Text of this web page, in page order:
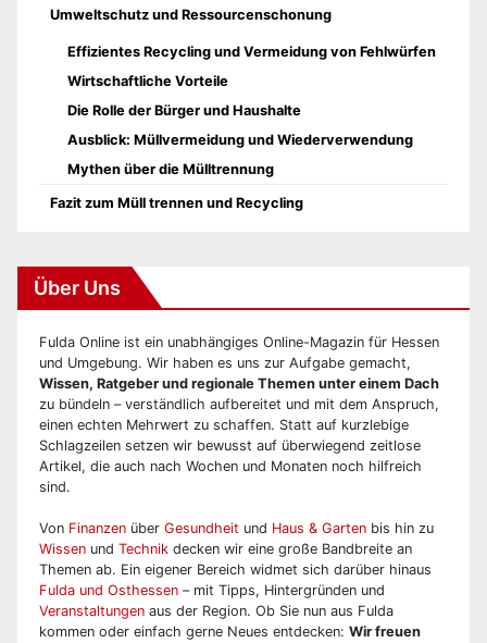
Umweltschutz und Ressourcenschonung
Effizientes Recycling und Vermeidung von Fehlwürfen
Wirtschaftliche Vorteile
Die Rolle der Bürger und Haushalte
Ausblick: Müllvermeidung und Wiederverwendung
Mythen über die Mülltrennung
Fazit zum Müll trennen und Recycling
Über Uns
Fulda Online ist ein unabhängiges Online-Magazin für Hessen
und Umgebung. Wir haben es uns zur Aufgabe gemacht,
Wissen, Ratgeber und regionale Themen unter einem Dach
zu bündeln – verständlich aufbereitet und mit dem Anspruch,
einen echten Mehrwert zu schaffen. Statt auf kurzlebige
Schlagzeilen setzen wir bewusst auf überwiegend zeitlose
Artikel, die auch nach Wochen und Monaten noch hilfreich
sind.
Von Finanzen über Gesundheit und Haus & Garten bis hin zu
Wissen und Technik decken wir eine große Bandbreite an
Themen ab. Ein eigener Bereich widmet sich darüber hinaus
Fulda und Osthessen – mit Tipps, Hintergründen und
Veranstaltungen aus der Region. Ob Sie nun aus Fulda
kommen oder einfach gerne Neues entdecken: Wir freuen